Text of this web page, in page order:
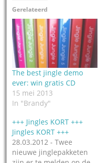
Gerelateerd
The best jingle demo
ever: win gratis CD
15 mei 2013
In "Brandy"
+++ Jingles KORT +++
Jingles KORT +++
28.03.2012 - Twee
nieuwe jinglepakketen